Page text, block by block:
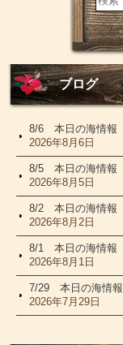
ブログ
8/6 本日の海情報
2026年8月6日
8/5 本日の海情報
2026年8月5日
8/2 本日の海情報
2026年8月2日
8/1 本日の海情報
2026年8月1日
7/29 本日の海情報
2026年7月29日